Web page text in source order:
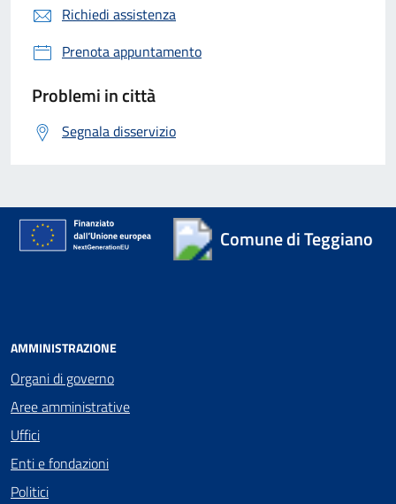
Richiedi assistenza
Prenota appuntamento
Problemi in città
Segnala disservizio
Comune di Teggiano
AMMINISTRAZIONE
Organi di governo
Aree amministrative
Uffici
Enti e fondazioni
Politici